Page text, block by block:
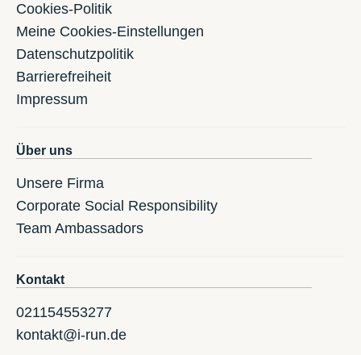
Cookies-Politik
Meine Cookies-Einstellungen
Datenschutzpolitik
Barrierefreiheit
Impressum
Über uns
Unsere Firma
Corporate Social Responsibility
Team Ambassadors
Kontakt
021154553277
kontakt@i-run.de